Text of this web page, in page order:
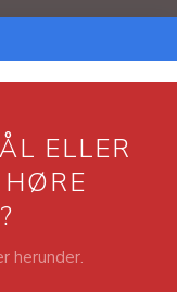
ELLER
herunder.